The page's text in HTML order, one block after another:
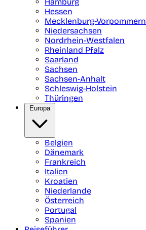
Hessen
Mecklenburg-Vorpommern
Niedersachsen
Nordrhein-Westfalen
Rheinland Pfalz
Saarland
Sachsen
Sachsen-Anhalt
Schleswig-Holstein
Thüringen
Europa
Belgien
Dänemark
Frankreich
Italien
Kroatien
Niederlande
Österreich
Portugal
Spanien